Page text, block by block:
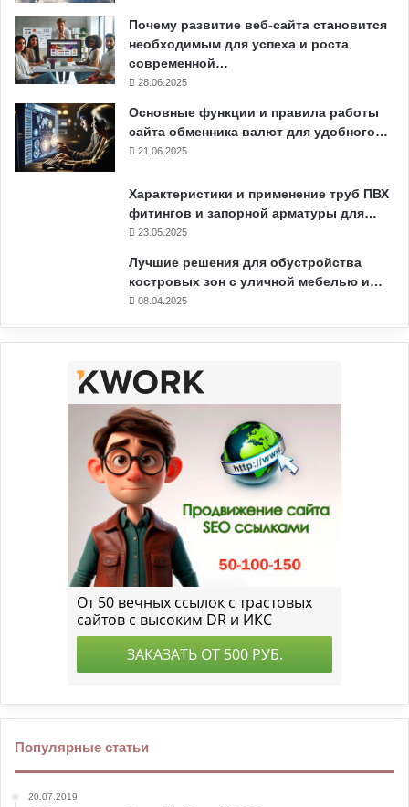
Почему развитие веб-сайта становится
необходимым для успеха и роста
современной…
28.06.2025
Основные функции и правила работы
сайта обменника валют для удобного…
21.06.2025
Характеристики и применение труб ПВХ
фитингов и запорной арматуры для…
23.05.2025
Лучшие решения для обустройства
костровых зон с уличной мебелью и…
08.04.2025
Популярные статьи
20.07.2019